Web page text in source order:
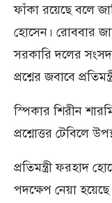
ফাঁকা রয়েছে বলে
হোসেন। রোববার
সরকারি দলের
প্রশ্নের জবাবে
স্পিকার শিরীন
প্রশ্নোত্তর টেবিলে
প্রতিমন্ত্রী ফরহাদ
পদক্ষেপ নেয়া